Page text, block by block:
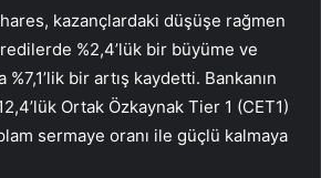
kazançlardaki düşüşe rağmen
%2,4’lük bir büyüme ve
bir artış kaydetti. Bankanın
Ortak Özkaynak Tier 1 (CET1)
sermaye oranı ile güçlü kalmaya